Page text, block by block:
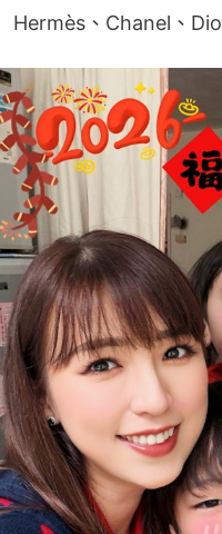
Hermès、Chanel、